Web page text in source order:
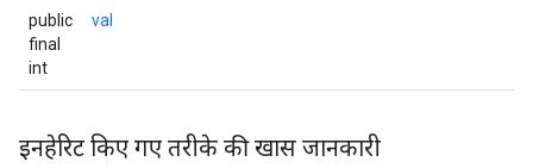
public
final
int
val
इनहेरिट किए गए तरीके की खास जानकारी